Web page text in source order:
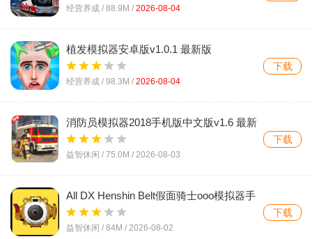
经营养成 / 88.9M / 2026-08-04
植发模拟器安卓版v1.0.1 最新版
经营养成 / 98.3M / 2026-08-04
下载
消防员模拟器2018手机版中文版v1.6 最新
版
益智休闲 / 75.0M / 2026-08-03
下载
All DX Henshin Belt假面骑士ooo模拟器手
机版v9 安卓版
益智休闲 / 84M / 2026-08-02
下载